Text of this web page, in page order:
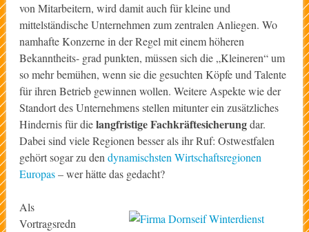
von Mitarbeitern, wird damit auch für kleine und
mittelständische Unternehmen zum zentralen Anliegen. Wo
namhafte Konzerne in der Regel mit einem höheren
Bekanntheits- grad punkten, müssen sich die „Kleineren“ um
so mehr bemühen, wenn sie die gesuchten Köpfe und Talente
für ihren Betrieb gewinnen wollen. Weitere Aspekte wie der
Standort des Unternehmens stellen mitunter ein zusätzliches
Hindernis für dielangfristige Fachkräftesicherungdar.
Dabei sind viele Regionen besser als ihr Ruf: Ostwestfalen
gehört sogar zu dendynamischsten Wirtschaftsregionen
Europas– wer hätte das gedacht?
Als
Vortragsredn